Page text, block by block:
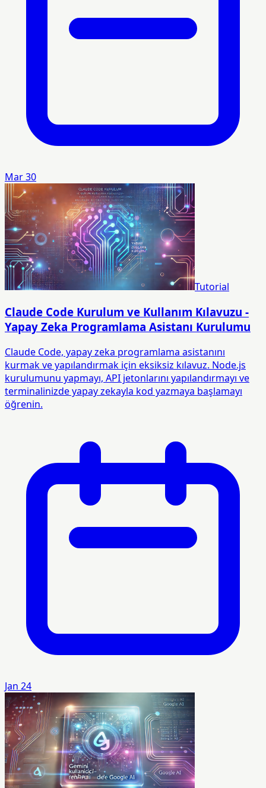
Mar 30
Tutorial
Claude Code Kurulum ve Kullanım Kılavuzu -
Yapay Zeka Programlama Asistanı Kurulumu
Claude Code, yapay zeka programlama asistanını
kurmak ve yapılandırmak için eksiksiz kılavuz. Node.js
kurulumunu yapmayı, API jetonlarını yapılandırmayı ve
terminalinizde yapay zekayla kod yazmaya başlamayı
öğrenin.
Jan 24